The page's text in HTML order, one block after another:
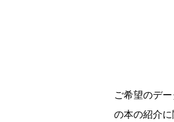
ご希望のデ
の本の紹介